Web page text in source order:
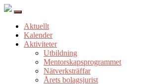
Aktuellt
Kalender
Aktiviteter
Utbildning
Mentorskapsprogrammet
Nätverksträffar
Årets bolagsjurist